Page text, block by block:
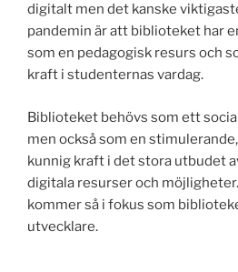
digitalt men det kanske
pandemin är att biblioteket har
som en pedagogisk resurs och
kraft i studenternas vardag.
Biblioteket behövs som ett
men också som en
kunnig kraft i det stora utbudet
digitala resurser och
kommer så i fokus som
utvecklare.